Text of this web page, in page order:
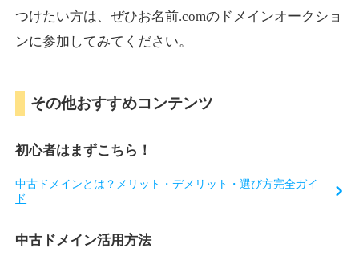
つけたい方は、ぜひお名前.comのドメインオークショ
ンに参加してみてください。
その他おすすめコンテンツ
初心者はまずこちら！
中古ドメインとは？メリット・デメリット・選び方完全ガイ
ド
中古ドメイン活用方法